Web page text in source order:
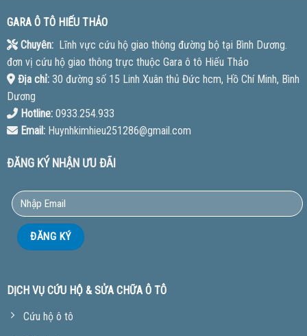
GARA Ô TÔ HIẾU THẢO
Chuyên:Lĩnh vực cứu hộ giao thông đường bộ tại Bình Dương.
đơn vị cứu hộ giao thông trực thuộc Gara ô tô Hiếu Thảo
Địa chỉ:30 đường số 15 Linh Xuân thủ Đức hcm, Hồ Chí Minh, Bình
Dương
Hotline:0933.254.933
Email:Huynhkimhieu251286@gmail.com
ĐĂNG KÝ NHẬN ƯU ĐÃI
DỊCH VỤ CỨU HỘ & SỬA CHỮA Ô TÔ
Cứu hộ ô tô